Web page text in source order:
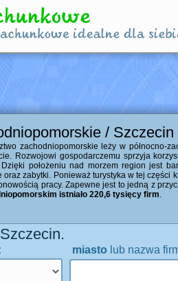
/ Szczecin
zachodniopomorskie leży w północno-
Rozwojowi gospodarczemu sprzyja
położeniu nad morzem region jest
oraz zabytki. Ponieważ turystyka w tej części
pracy. Zapewne jest to jedną z
istniało 220,6 tysięcy firm.
miasto lub nazwa